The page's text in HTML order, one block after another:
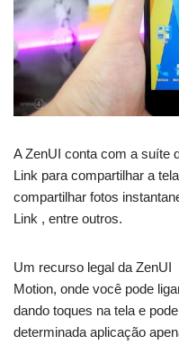
A ZenUI conta com a suíte
Link para compartilhar a
compartilhar fotos
Link , entre outros.
Um recurso legal da ZenUI
Motion, onde você pode
dando toques na tela e
determinada aplicação